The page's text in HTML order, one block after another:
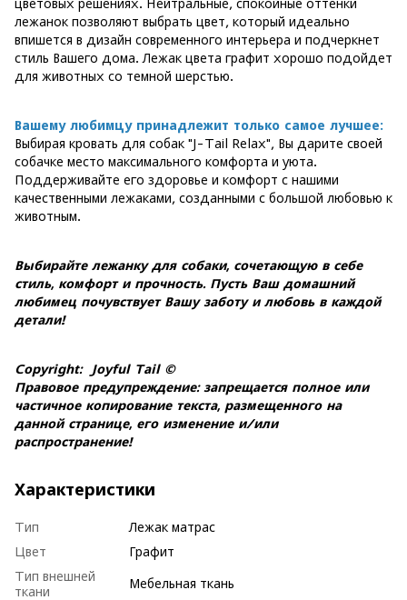
лежанок позволяют выбрать цвет, который идеально
впишется в дизайн современного интерьера и подчеркнет
стиль Вашего дома. Лежак цвета графит хорошо подойдет
для животных со темной шерстью.
Вашему любимцу принадлежит только самое лучшее:
Выбирая кровать для собак "J-Tail Relax", Вы дарите своей
собачке место максимального комфорта и уюта.
Поддерживайте его здоровье и комфорт с нашими
качественными лежаками, созданными с большой любовью к
животным.
Выбирайте лежанку для собаки, сочетающую в себе
стиль, комфорт и прочность. Пусть Ваш домашний
любимец почувствует Вашу заботу и любовь в каждой
детали!
Copyright: Joyful Tail ©
Правовое предупреждение: запрещается полное или
частичное копирование текста, размещенного на
данной странице, его изменение и/или
распространение!
Характеристики
Тип
Лежак матрас
Цвет
Графит
Тип внешней
ткани
Мебельная ткань